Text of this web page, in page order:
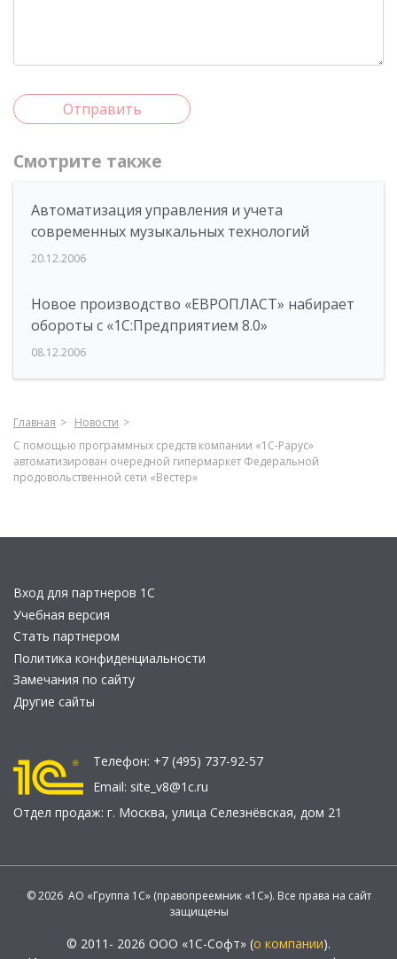
Отправить
Смотрите также
Автоматизация управления и учета
современных музыкальных технологий
20.12.2006
Новое производство «ЕВРОПЛАСТ» набирает
обороты с «1С:Предприятием 8.0»
08.12.2006
Главная
Новости
C помощью программных средств компании «1С-Рарус»
автоматизирован очередной гипермаркет Федеральной
продовольственной сети «Вестер»
Вход для партнеров 1С
Учебная версия
Стать партнером
Политика конфиденциальности
Замечания по сайту
Другие сайты
Телефон: +7 (495) 737-92-57
Email: site_v8@1c.ru
Отдел продаж: г. Москва, улица Селезнёвская, дом 21
© 2026 АО «Группа 1С» (правопреемник «1С»). Все права на сайт
защищены
© 2011- 2026 ООО «1С-Софт» (о компании).